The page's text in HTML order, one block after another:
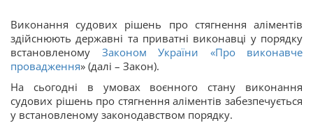
Виконання судових рішень про стягнення аліментів
здійснюють державні та приватні виконавці у порядку
встановленому Законом України «Про виконавче
провадження» (далі – Закон).
На сьогодні в умовах воєнного стану виконання
судових рішень про стягнення аліментів забезпечується
у встановленому законодавством порядку.